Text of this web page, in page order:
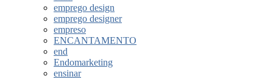
emprego design
emprego designer
empreso
ENCANTAMENTO
end
Endomarketing
ensinar